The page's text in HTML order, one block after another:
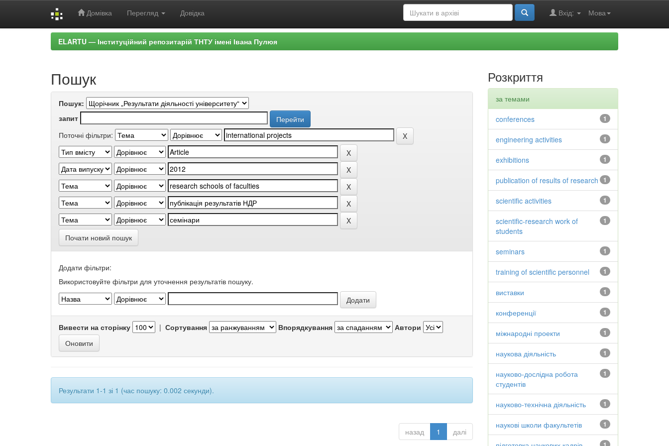
Домівка Перегляд Довідка Мова
Вхід:
ELARTU — Інституційний репозитарій ТНТУ імені Івана Пулюя
Пошук
Пошук:
запит
Поточні фільтри:
Почати новий пошук
Додати фільтри:
Використовуйте фільтри для уточнення результатів пошуку.
Вивести на сторінку | Сортування Впорядкування Автори
Результати 1-1 зі 1 (час пошуку: 0.002 секунди).
назад 1 далі
Розкриття
за темами
1
conferences
1
engineering activities
1
exhibitions
1
publication of results of research
1
scientific activities
1
scientific-research work of
students
1
seminars
1
training of scientific personnel
1
виставки
1
конференції
1
міжнародні проекти
1
наукова діяльність
1
науково-дослідна робота
студентів
1
науково-технічна діяльність
1
наукові школи факультетів